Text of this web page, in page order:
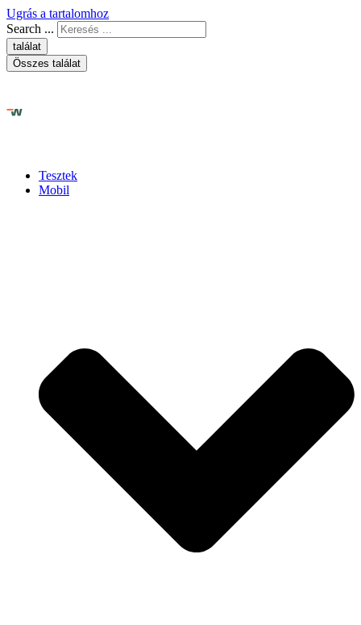
Ugrás a tartalomhoz
Search ...
találat
Összes találat
Tesztek
Mobil